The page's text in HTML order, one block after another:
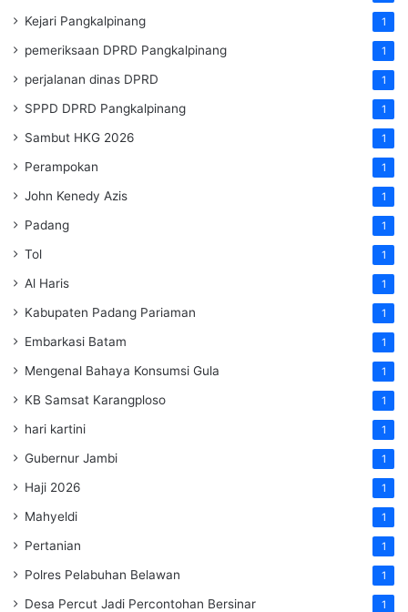
Kejari Pangkalpinang 1
pemeriksaan DPRD Pangkalpinang 1
perjalanan dinas DPRD 1
SPPD DPRD Pangkalpinang 1
Sambut HKG 2026 1
Perampokan 1
John Kenedy Azis 1
Padang 1
Tol 1
Al Haris 1
Kabupaten Padang Pariaman 1
Embarkasi Batam 1
Mengenal Bahaya Konsumsi Gula 1
KB Samsat Karangploso 1
hari kartini 1
Gubernur Jambi 1
Haji 2026 1
Mahyeldi 1
Pertanian 1
Polres Pelabuhan Belawan 1
Desa Percut Jadi Percontohan Bersinar 1